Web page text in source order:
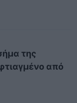
της
από